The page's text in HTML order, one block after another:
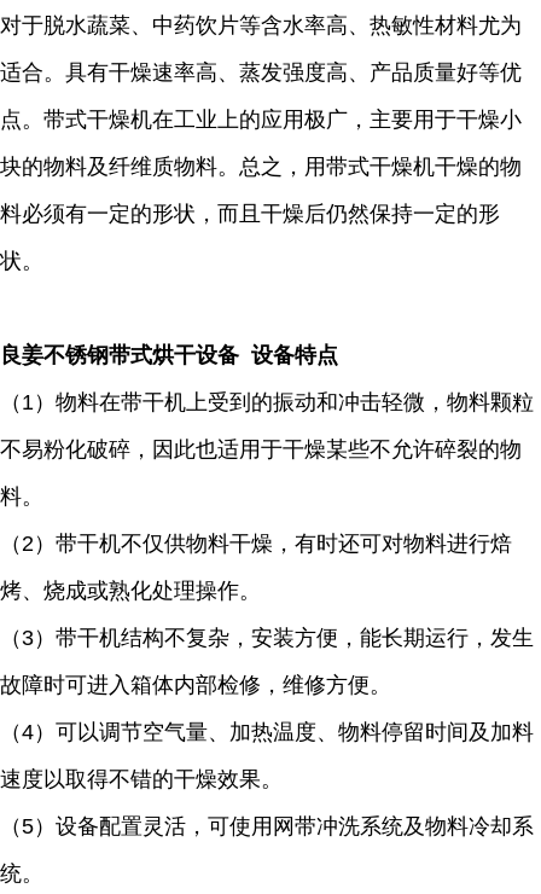
对于脱水蔬菜、中药饮片等含水率高、热敏性材料尤为
适合。具有干燥速率高、蒸发强度高、产品质量好等优
点。带式干燥机在工业上的应用极广，主要用于干燥小
块的物料及纤维质物料。总之，用带式干燥机干燥的物
料必须有一定的形状，而且干燥后仍然保持一定的形
状。
良姜不锈钢带式烘干设备 设备特点
（1）物料在带干机上受到的振动和冲击轻微，物料颗粒
不易粉化破碎，因此也适用于干燥某些不允许碎裂的物
料。
（2）带干机不仅供物料干燥，有时还可对物料进行焙
烤、烧成或熟化处理操作。
（3）带干机结构不复杂，安装方便，能长期运行，发生
故障时可进入箱体内部检修，维修方便。
（4）可以调节空气量、加热温度、物料停留时间及加料
速度以取得不错的干燥效果。
（5）设备配置灵活，可使用网带冲洗系统及物料冷却系
统。